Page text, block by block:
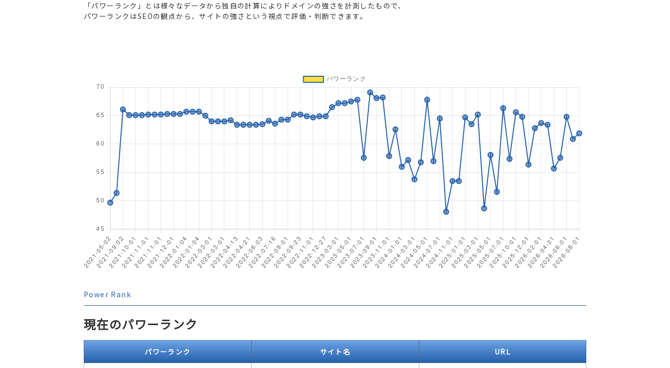
「パワーランク」とは様々なデータから独自の計算によりドメインの強さを計測したもので、
パワーランクはSEOの観点から、サイトの強さという視点で評価・判断できます。
Power Rank
現在のパワーランク
パワーランク サイト名 URL